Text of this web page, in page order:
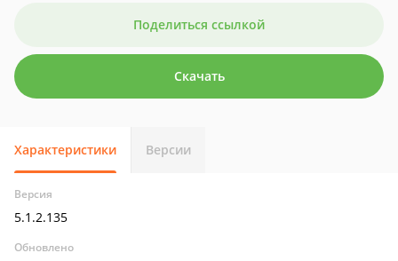
Поделиться ссылкой
Скачать
Характеристики Версии
Версия
5.1.2.135
Обновлено